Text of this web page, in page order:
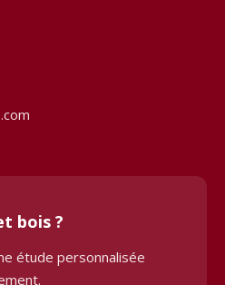
bois ?
étude personnalisée